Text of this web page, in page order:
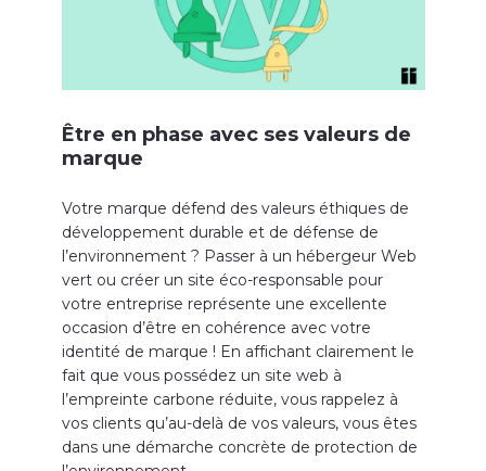
Être en phase avec ses valeurs de
marque
Votre marque défend des valeurs éthiques de
développement durable et de défense de
l’environnement ? Passer à un hébergeur Web
vert ou créer un site éco-responsable pour
votre entreprise représente une excellente
occasion d’être en cohérence avec votre
identité de marque ! En affichant clairement le
fait que vous possédez un site web à
l’empreinte carbone réduite, vous rappelez à
vos clients qu’au-delà de vos valeurs, vous êtes
dans une démarche concrète de protection de